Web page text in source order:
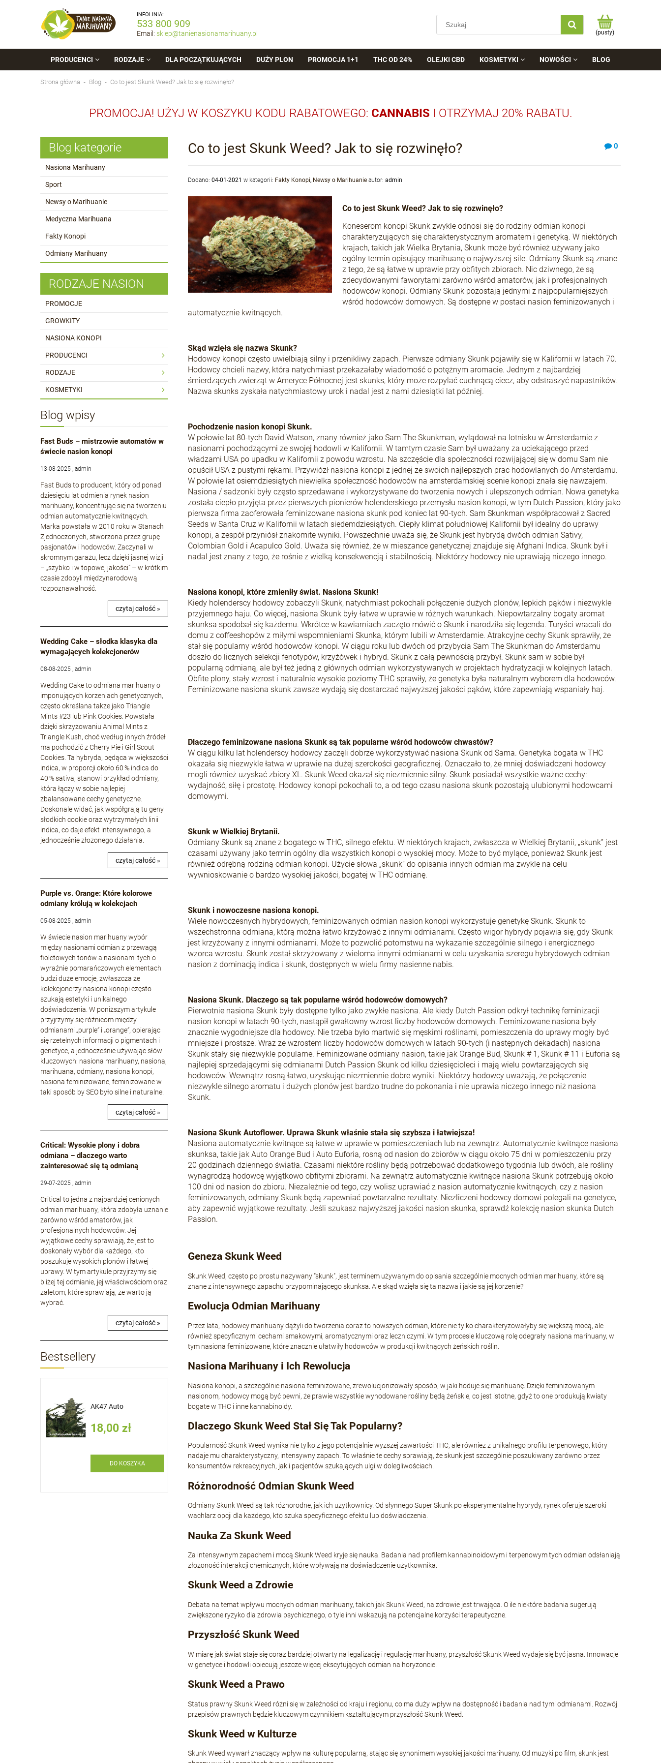
INFOLINIA:
533 800 909
Email: sklep@tanienasionamarihuany.pl (pusty)
PRODUCENCI RODZAJE DLA POCZĄTKUJĄCYCH DUŻY PLON PROMOCJA 1+1 THC OD 24% OLEJKI CBD KOSMETYKI NOWOŚCI BLOG
Strona główna Blog Co to jest Skunk Weed? Jak to się rozwinęło?
PROMOCJA! UŻYJ W KOSZYKU KODU RABATOWEGO: CANNABIS I OTRZYMAJ 20% RABATU.
Blog kategorie
Nasiona Marihuany
Sport
Newsy o Marihuanie
Medyczna Marihuana
Fakty Konopi
Odmiany Marihuany
RODZAJE NASION
PROMOCJE
GROWKITY
NASIONA KONOPI
PRODUCENCI
RODZAJE
KOSMETYKI
Blog wpisy
Fast Buds – mistrzowie automatów w
świecie nasion konopi
13-08-2025 , admin
Fast Buds to producent, który od ponad
dziesięciu lat odmienia rynek nasion
marihuany, koncentrując się na tworzeniu
odmian automatycznie kwitnących.
Marka powstała w 2010 roku w Stanach
Zjednoczonych, stworzona przez grupę
pasjonatów i hodowców. Zaczynali w
skromnym garażu, lecz dzięki jasnej wizji
– „szybko i w topowej jakości” – w krótkim
czasie zdobyli międzynarodową
rozpoznawalność.
czytaj całość »
Wedding Cake – słodka klasyka dla
wymagających kolekcjonerów
08-08-2025 , admin
Wedding Cake to odmiana marihuany o
imponujących korzeniach genetycznych,
często określana także jako Triangle
Mints #23 lub Pink Cookies. Powstała
dzięki skrzyżowaniu Animal Mints z
Triangle Kush, choć według innych źródeł
ma pochodzić z Cherry Pie i Girl Scout
Cookies. Ta hybryda, będąca w większości
indica, w proporcji około 60 % indica do
40 % sativa, stanowi przykład odmiany,
która łączy w sobie najlepiej
zbalansowane cechy genetyczne.
Doskonale widać, jak współgrają tu geny
słodkich cookie oraz wytrzymałych linii
indica, co daje efekt intensywnego, a
jednocześnie złożonego działania.
czytaj całość »
Purple vs. Orange: Które kolorowe
odmiany królują w kolekcjach
05-08-2025 , admin
W świecie nasion marihuany wybór
między nasionami odmian z przewagą
fioletowych tonów a nasionami tych o
wyraźnie pomarańczowych elementach
budzi duże emocje, zwłaszcza że
kolekcjonerzy nasiona konopi często
szukają estetyki i unikalnego
doświadczenia. W poniższym artykule
przyjrzymy się różnicom między
odmianami „purple” i „orange”, opierając
się rzetelnych informacji o pigmentach i
genetyce, a jednocześnie używając słów
kluczowych: nasiona marihuany, nasiona,
marihuana, odmiany, nasiona konopi,
nasiona feminizowane, feminizowane w
taki sposób by SEO było silne i naturalne.
czytaj całość »
Critical: Wysokie plony i dobra
odmiana – dlaczego warto
zainteresować się tą odmianą
29-07-2025 , admin
Critical to jedna z najbardziej cenionych
odmian marihuany, która zdobyła uznanie
zarówno wśród amatorów, jak i
profesjonalnych hodowców. Jej
wyjątkowe cechy sprawiają, że jest to
doskonały wybór dla każdego, kto
poszukuje wysokich plonów i łatwej
uprawy. W tym artykule przyjrzymy się
bliżej tej odmianie, jej właściwościom oraz
zaletom, które sprawiają, że warto ją
wybrać.
czytaj całość »
Bestsellery
AK47 Auto
18,00 zł
DO KOSZYKA
+Speed Auto
19,80 zł
DO KOSZYKA
18,00 zł
DO KOSZYKA
Co to jest Skunk Weed? Jak to się rozwinęło? 0
Dodano: 04-01-2021 w kategorii: Fakty Konopi, Newsy o Marihuanie autor: admin
Co to jest Skunk Weed? Jak to się rozwinęło?
Koneserom konopi Skunk zwykle odnosi się do rodziny odmian konopi
charakteryzujących się charakterystycznym aromatem i genetyką. W niektórych
krajach, takich jak Wielka Brytania, Skunk może być również używany jako
ogólny termin opisujący marihuanę o najwyższej sile. Odmiany Skunk są znane
z tego, że są łatwe w uprawie przy obfitych zbiorach. Nic dziwnego, że są
zdecydowanymi faworytami zarówno wśród amatorów, jak i profesjonalnych
hodowców konopi. Odmiany Skunk pozostają jednymi z najpopularniejszych
wśród hodowców domowych. Są dostępne w postaci nasion feminizowanych i
automatycznie kwitnących.
Skąd wzięła się nazwa Skunk?
Hodowcy konopi często uwielbiają silny i przenikliwy zapach. Pierwsze odmiany Skunk pojawiły się w Kalifornii w latach 70.
Hodowcy chcieli nazwy, która natychmiast przekazałaby wiadomość o potężnym aromacie. Jednym z najbardziej
śmierdzących zwierząt w Ameryce Północnej jest skunks, który może rozpylać cuchnącą ciecz, aby odstraszyć napastników.
Nazwa skunks zyskała natychmiastowy urok i nadal jest z nami dziesiątki lat później.
Pochodzenie nasion konopi Skunk.
W połowie lat 80-tych David Watson, znany również jako Sam The Skunkman, wylądował na lotnisku w Amsterdamie z
nasionami pochodzącymi ze swojej hodowli w Kalifornii. W tamtym czasie Sam był uważany za uciekającego przed
władzami USA po upadku w Kalifornii z powodu wzrostu. Na szczęście dla społeczności rozwijającej się w domu Sam nie
opuścił USA z pustymi rękami. Przywiózł nasiona konopi z jednej ze swoich najlepszych prac hodowlanych do Amsterdamu.
W połowie lat osiemdziesiątych niewielka społeczność hodowców na amsterdamskiej scenie konopi znała się nawzajem.
Nasiona / sadzonki były często sprzedawane i wykorzystywane do tworzenia nowych i ulepszonych odmian. Nowa genetyka
została ciepło przyjęta przez pierwszych pionierów holenderskiego przemysłu nasion konopi, w tym Dutch Passion, który jako
pierwsza firma zaoferowała feminizowane nasiona skunk pod koniec lat 90-tych. Sam Skunkman współpracował z Sacred
Seeds w Santa Cruz w Kalifornii w latach siedemdziesiątych. Ciepły klimat południowej Kalifornii był idealny do uprawy
konopi, a zespół przyniósł znakomite wyniki. Powszechnie uważa się, że Skunk jest hybrydą dwóch odmian Sativy,
Colombian Gold i Acapulco Gold. Uważa się również, że w mieszance genetycznej znajduje się Afghani Indica. Skunk był i
nadal jest znany z tego, że rośnie z wielką konsekwencją i stabilnością. Niektórzy hodowcy nie uprawiają niczego innego.
Nasiona konopi, które zmieniły świat. Nasiona Skunk!
Kiedy holenderscy hodowcy zobaczyli Skunk, natychmiast pokochali połączenie dużych plonów, lepkich pąków i niezwykle
przyjemnego haju. Co więcej, nasiona Skunk były łatwe w uprawie w różnych warunkach. Niepowtarzalny bogaty aromat
skunksa spodobał się każdemu. Wkrótce w kawiarniach zaczęto mówić o Skunk i narodziła się legenda. Turyści wracali do
domu z coffeeshopów z miłymi wspomnieniami Skunka, którym lubili w Amsterdamie. Atrakcyjne cechy Skunk sprawiły, że
stał się popularny wśród hodowców konopi. W ciągu roku lub dwóch od przybycia Sam The Skunkman do Amsterdamu
doszło do licznych selekcji fenotypów, krzyżówek i hybryd. Skunk z całą pewnością przybył. Skunk sam w sobie był
popularną odmianą, ale był też jedną z głównych odmian wykorzystywanych w projektach hydratyzacji w kolejnych latach.
Obfite plony, stały wzrost i naturalnie wysokie poziomy THC sprawiły, że genetyka była naturalnym wyborem dla hodowców.
Feminizowane nasiona skunk zawsze wydają się dostarczać najwyższej jakości pąków, które zapewniają wspaniały haj.
Dlaczego feminizowane nasiona Skunk są tak popularne wśród hodowców chwastów?
W ciągu kilku lat holenderscy hodowcy zaczęli dobrze wykorzystywać nasiona Skunk od Sama. Genetyka bogata w THC
okazała się niezwykle łatwa w uprawie na dużej szerokości geograficznej. Oznaczało to, że mniej doświadczeni hodowcy
mogli również uzyskać zbiory XL. Skunk Weed okazał się niezmiennie silny. Skunk posiadał wszystkie ważne cechy:
wydajność, siłę i prostotę. Hodowcy konopi pokochali to, a od tego czasu nasiona skunk pozostają ulubionymi hodowcami
domowymi.
Skunk w Wielkiej Brytanii.
Odmiany Skunk są znane z bogatego w THC, silnego efektu. W niektórych krajach, zwłaszcza w Wielkiej Brytanii, „skunk” jest
czasami używany jako termin ogólny dla wszystkich konopi o wysokiej mocy. Może to być mylące, ponieważ Skunk jest
również odrębną rodziną odmian konopi. Użycie słowa „skunk” do opisania innych odmian ma zwykle na celu
wywnioskowanie o bardzo wysokiej jakości, bogatej w THC odmianę.
Skunk i nowoczesne nasiona konopi.
Wiele nowoczesnych hybrydowych, feminizowanych odmian nasion konopi wykorzystuje genetykę Skunk. Skunk to
wszechstronna odmiana, którą można łatwo krzyżować z innymi odmianami. Często wigor hybrydy pojawia się, gdy Skunk
jest krzyżowany z innymi odmianami. Może to pozwolić potomstwu na wykazanie szczególnie silnego i energicznego
wzorca wzrostu. Skunk został skrzyżowany z wieloma innymi odmianami w celu uzyskania szeregu hybrydowych odmian
nasion z dominacją indica i skunk, dostępnych w wielu firmy nasienne nabis.
Nasiona Skunk. Dlaczego są tak popularne wśród hodowców domowych?
Pierwotnie nasiona Skunk były dostępne tylko jako zwykłe nasiona. Ale kiedy Dutch Passion odkrył technikę feminizacji
nasion konopi w latach 90-tych, nastąpił gwałtowny wzrost liczby hodowców domowych. Feminizowane nasiona były
znacznie wygodniejsze dla hodowcy. Nie trzeba było martwić się męskimi roślinami, pomieszczenia do uprawy mogły być
mniejsze i prostsze. Wraz ze wzrostem liczby hodowców domowych w latach 90-tych (i następnych dekadach) nasiona
Skunk stały się niezwykle popularne. Feminizowane odmiany nasion, takie jak Orange Bud, Skunk # 1, Skunk # 11 i Euforia są
najlepiej sprzedającymi się odmianami Dutch Passion Skunk od kilku dziesięcioleci i mają wielu powtarzających się
hodowców. Wewnątrz rosną łatwo, uzyskując niezmiennie dobre wyniki. Niektórzy hodowcy uważają, że połączenie
niezwykle silnego aromatu i dużych plonów jest bardzo trudne do pokonania i nie uprawia niczego innego niż nasiona
Skunk.
Nasiona Skunk Autoflower. Uprawa Skunk właśnie stała się szybsza i łatwiejsza!
Nasiona automatycznie kwitnące są łatwe w uprawie w pomieszczeniach lub na zewnątrz. Automatycznie kwitnące nasiona
skunksa, takie jak Auto Orange Bud i Auto Euforia, rosną od nasion do zbiorów w ciągu około 75 dni w pomieszczeniu przy
20 godzinach dziennego światła. Czasami niektóre rośliny będą potrzebować dodatkowego tygodnia lub dwóch, ale rośliny
wynagrodzą hodowcę wyjątkowo obfitymi zbiorami. Na zewnątrz automatycznie kwitnące nasiona Skunk potrzebują około
100 dni od nasion do zbioru. Niezależnie od tego, czy wolisz uprawiać z nasion automatycznie kwitnących, czy z nasion
feminizowanych, odmiany Skunk będą zapewniać powtarzalne rezultaty. Niezliczeni hodowcy domowi polegali na genetyce,
aby zapewnić wyjątkowe rezultaty. Jeśli szukasz najwyższej jakości nasion skunka, sprawdź kolekcję nasion skunka Dutch
Passion.
Geneza Skunk Weed
Skunk Weed, często po prostu nazywany "skunk", jest terminem używanym do opisania szczególnie mocnych odmian marihuany, które są
znane z intensywnego zapachu przypominającego skunksa. Ale skąd wzięła się ta nazwa i jakie są jej korzenie?
Ewolucja Odmian Marihuany
Przez lata, hodowcy marihuany dążyli do tworzenia coraz to nowszych odmian, które nie tylko charakteryzowałyby się większą mocą, ale
również specyficznymi cechami smakowymi, aromatycznymi oraz leczniczymi. W tym procesie kluczową rolę odegrały nasiona marihuany, w
tym nasiona feminizowane, które znacznie ułatwiły hodowców w produkcji kwitnących żeńskich roślin.
Nasiona Marihuany i Ich Rewolucja
Nasiona konopi, a szczególnie nasiona feminizowane, zrewolucjonizowały sposób, w jaki hoduje się marihuanę. Dzięki feminizowanym
nasionom, hodowcy mogą być pewni, że prawie wszystkie wyhodowane rośliny będą żeńskie, co jest istotne, gdyż to one produkują kwiaty
bogate w THC i inne kannabinoidy.
Dlaczego Skunk Weed Stał Się Tak Popularny?
Popularność Skunk Weed wynika nie tylko z jego potencjalnie wyższej zawartości THC, ale również z unikalnego profilu terpenowego, który
nadaje mu charakterystyczny, intensywny zapach. To właśnie te cechy sprawiają, że skunk jest szczególnie poszukiwany zarówno przez
konsumentów rekreacyjnych, jak i pacjentów szukających ulgi w dolegliwościach.
Różnorodność Odmian Skunk Weed
Odmiany Skunk Weed są tak różnorodne, jak ich użytkownicy. Od słynnego Super Skunk po eksperymentalne hybrydy, rynek oferuje szeroki
wachlarz opcji dla każdego, kto szuka specyficznego efektu lub doświadczenia.
Nauka Za Skunk Weed
Za intensywnym zapachem i mocą Skunk Weed kryje się nauka. Badania nad profilem kannabinoidowym i terpenowym tych odmian odsłaniają
złożoność interakcji chemicznych, które wpływają na doświadczenie użytkownika.
Skunk Weed a Zdrowie
Debata na temat wpływu mocnych odmian marihuany, takich jak Skunk Weed, na zdrowie jest trwająca. O ile niektóre badania sugerują
zwiększone ryzyko dla zdrowia psychicznego, o tyle inni wskazują na potencjalne korzyści terapeutyczne.
Przyszłość Skunk Weed
W miarę jak świat staje się coraz bardziej otwarty na legalizację i regulację marihuany, przyszłość Skunk Weed wydaje się być jasna. Innowacje
w genetyce i hodowli obiecują jeszcze więcej ekscytujących odmian na horyzoncie.
Skunk Weed a Prawo
Status prawny Skunk Weed różni się w zależności od kraju i regionu, co ma duży wpływ na dostępność i badania nad tymi odmianami. Rozwój
przepisów prawnych będzie kluczowym czynnikiem kształtującym przyszłość Skunk Weed.
Skunk Weed w Kulturze
Skunk Weed wywarł znaczący wpływ na kulturę popularną, stając się synonimem wysokiej jakości marihuany. Od muzyki po film, skunk jest